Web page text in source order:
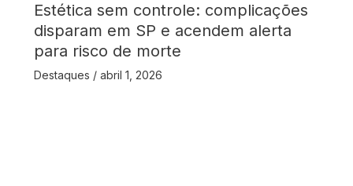
Estética sem controle: complicações
disparam em SP e acendem alerta
para risco de morte
Destaques / abril 1, 2026